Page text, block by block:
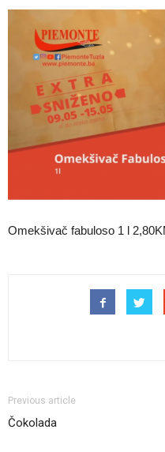
Omekšivač fabuloso 1 l
Previous article
Čokolada